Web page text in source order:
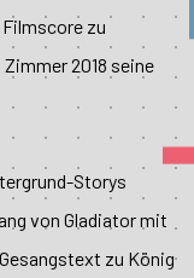
Filmscore zu
2018 seine
Storys
von Gladiator mit
zu König